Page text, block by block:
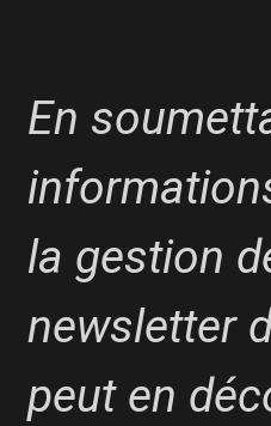
En
la gestion
newsletter
peut en